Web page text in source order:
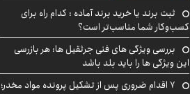
ثبت برند یا خرید برند آماده : کدام راه برای
کسب‌وکار شما مناسب‌تر است؟
بررسی ویژگی های فنی جرثقیل ها: هر بازرسی
این ویژگی ها را باید بلد باشد
۷ اقدام ضروری پس از تشکیل پرونده مواد مخدر؛